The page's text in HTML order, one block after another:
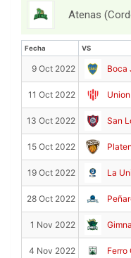
Atenas
Fecha VS
9 Oct 2022 Boca
11 Oct 2022
13 Oct 2022 San
15 Oct 2022
19 Oct 2022 La
28 Oct 2022
1 Nov 2022
4 Nov 2022 Ferro